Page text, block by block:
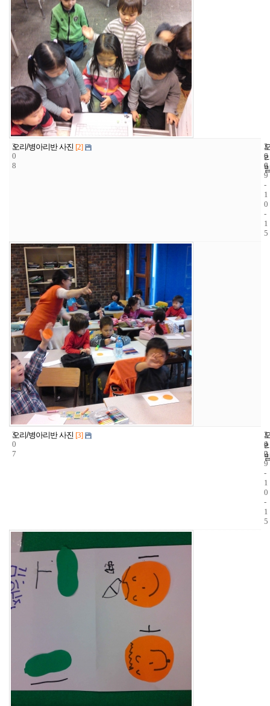
3
0
8
오리/병아리반 사진 [2]
1
6
6
2
0
0
9
-
1
0
-
1
5
3
0
7
오리/병아리반 사진 [3]
1
4
2
2
0
0
9
-
1
0
-
1
5